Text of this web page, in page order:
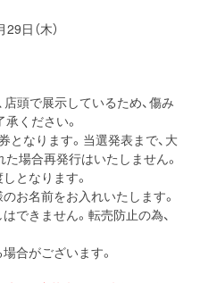
日（木）
頭で展示しているため、傷み
ください。
となります。当選発表まで、大
場合再発行はいたしません。
となります。
お名前をお入れいたします。
できません。転売防止の為、
合がございます。